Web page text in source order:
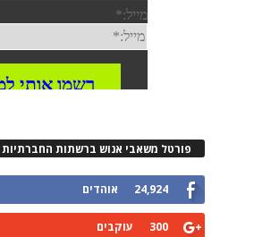
פורטל משאבי אנוש ברשתות החברתיות
24,924 אוהדים
300 עוקבים